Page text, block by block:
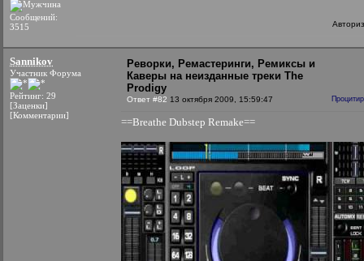
Сообщений:
3515
Sannikov
Участник Форума
Рейтинг: 29
[Заценки]
[Комментарии]
Реворки, Ремастеринги, Ремиксы и
Каверы на неизданные треки The
Prodigy
Ответ #82 13 октября 2009, 15:59:47
==Breathe Dubstep Remake==